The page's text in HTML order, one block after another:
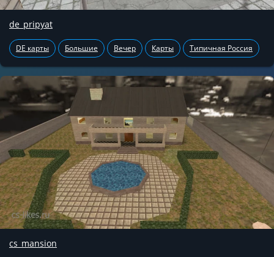
de_pripyat
DE карты Большие Вечер Карты Типичная Россия
cs_mansion